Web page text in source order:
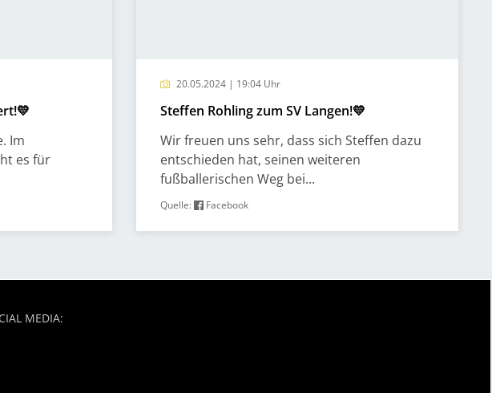
Im
es für
20.05.2024 | 19:04 Uhr
Steffen Rohling zum SV Langen!💛
Wir freuen uns sehr, dass sich Steffen dazu
entschieden hat, seinen weiteren
fußballerischen Weg bei...
Quelle: Facebook
MEDIA: